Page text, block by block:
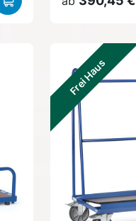
Frei Haus